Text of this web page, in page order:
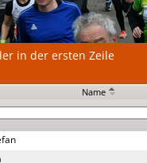
in der ersten Zeile
Name